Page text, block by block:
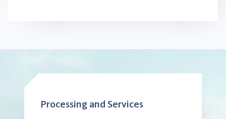
Processing and Services